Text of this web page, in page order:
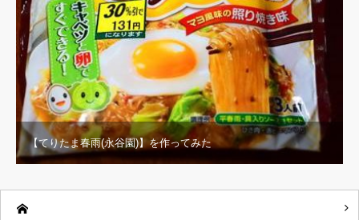
【てりたま春雨(永谷園)】を作ってみた